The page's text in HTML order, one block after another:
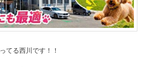
てる西川です！！